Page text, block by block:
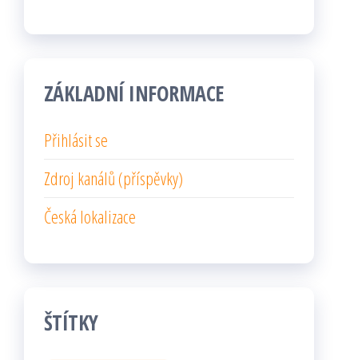
ZÁKLADNÍ INFORMACE
Přihlásit se
Zdroj kanálů (příspěvky)
Česká lokalizace
ŠTÍTKY